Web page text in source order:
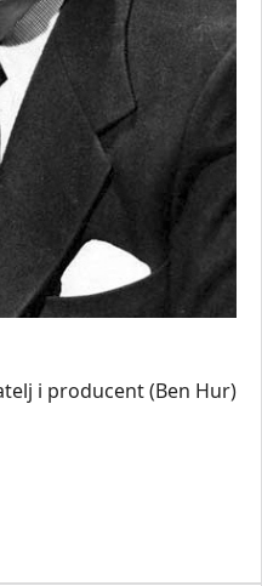
i producent (Ben Hur)